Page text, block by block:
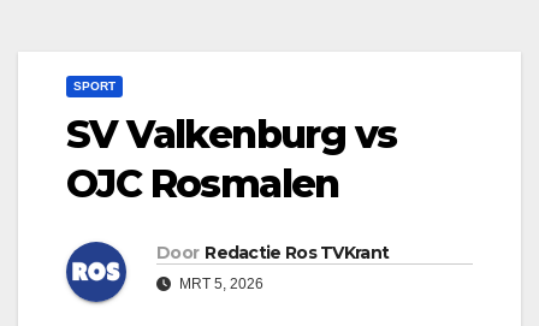
SPORT
SV Valkenburg vs
OJC Rosmalen
Door Redactie Ros TVKrant
MRT 5, 2026